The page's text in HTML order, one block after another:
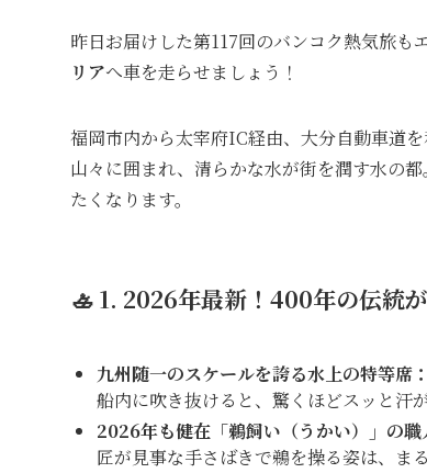
昨日お届けした第117回のバンコク熱気旅
リアへ車を走らせましょう！
福岡市内から太宰府IC経由、大分自動車道
山々に囲まれ、清らかな水が街を潤す水の
たくなります。
🚣 1. 2026年最新！400年の伝統
九州随一のスケールを誇る水上の特等席：
船内に吹き抜けると、驚くほどスッと汗
2026年も健在「鵜飼い（うかい）」の職
匠が見事な手さばきで鵜を操る姿は、ま